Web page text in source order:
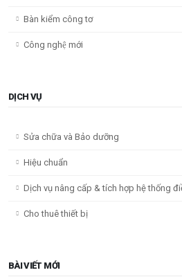
Bàn kiểm công tơ
Công nghệ mới
DỊCH VỤ
Sửa chữa và Bảo dưỡng
Hiệu chuẩn
Dịch vụ nâng cấp & tích hợp hệ thống
Cho thuê thiết bị
BÀI VIẾT MỚI